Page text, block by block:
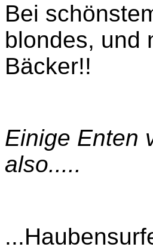
Bei
blondes, und
Bäcker!!
Einige Enten
also.....